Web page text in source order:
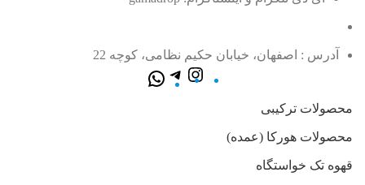
آدرس : اصفهان، خیابان حکیم نظامی، کوچه 22
محصولات ترکیبی
محصولات هورکا (عمده)
قهوه تک خواستگاه